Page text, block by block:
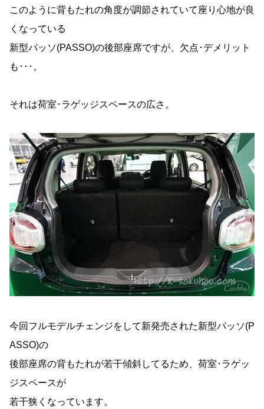
このように背もたれの角度が調節されていて座り心地が良
くなっている
新型パッソ(PASSO)の後部座席ですが、欠点･デメリット
も･･･。
それは荷室･ラゲッジスペースの広さ。
今回フルモデルチェンジをして新発売された新型パッソ(P
ASSO)の
後部座席の背もたれが若干傾斜してるため、荷室･ラゲッ
ジスペースが
若干狭くなっています。